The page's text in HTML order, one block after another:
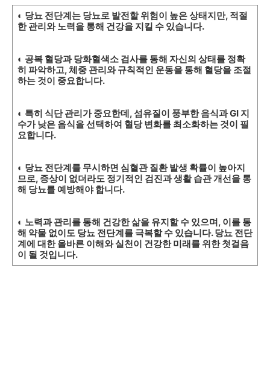
◐ 당뇨 전단계는 당뇨로 발전할 위험이 높은 상태지만, 적절
한 관리와 노력을 통해 건강을 지킬 수 있습니다.
◐ 공복 혈당과 당화혈색소 검사를 통해 자신의 상태를 정확
히 파악하고, 체중 관리와 규칙적인 운동을 통해 혈당을 조절
하는 것이 중요합니다.
◐ 특히 식단 관리가 중요한데, 섬유질이 풍부한 음식과 GI 지
수가 낮은 음식을 선택하여 혈당 변화를 최소화하는 것이 필
요합니다.
◐ 당뇨 전단계를 무시하면 심혈관 질환 발생 확률이 높아지
므로, 증상이 없더라도 정기적인 검진과 생활 습관 개선을 통
해 당뇨를 예방해야 합니다.
◐ 노력과 관리를 통해 건강한 삶을 유지할 수 있으며, 이를 통
해 약물 없이도 당뇨 전단계를 극복할 수 있습니다. 당뇨 전단
계에 대한 올바른 이해와 실천이 건강한 미래를 위한 첫걸음
이 될 것입니다.